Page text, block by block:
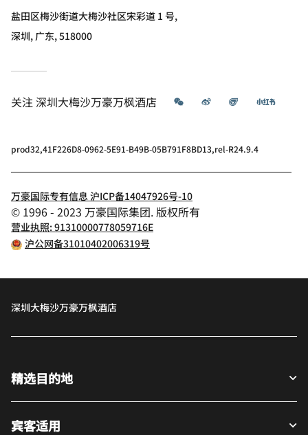
盐田区梅沙街道大梅沙社区宋彩道 1 号,
深圳, 广东, 518000
关注深圳大梅沙万豪万枫酒店 微信 微博 飞猪 小红书
prod32,41F226D8-0962-5E91-B49B-05B791F8BD13,rel-R24.9.4
万豪国际专有信息 沪ICP备14047926号-10
© 1996 - 2023 万豪国际集团. 版权所有
营业执照: 91310000778059716E
沪公网备31010402006319号
深圳大梅沙万豪万枫酒店
精选目的地
宾客适用